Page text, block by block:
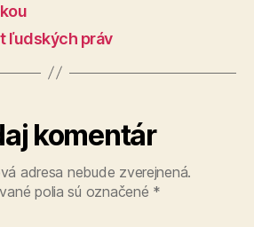
ľudských práv
komentár
adresa nebude zverejnená.
polia sú označené *